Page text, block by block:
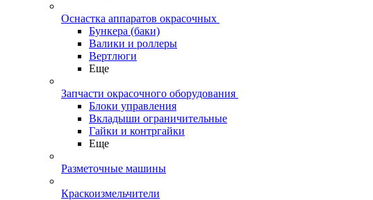
Оснастка аппаратов окрасочных
Бункера (баки)
Валики и роллеры
Вертлюги
Еще
Запчасти окрасочного оборудования
Блоки управления
Вкладыши ограничительные
Гайки и контргайки
Еще
Разметочные машины
Краскоизмельчители